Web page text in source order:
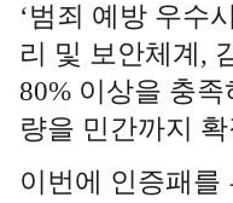
‘범죄 예방 우수
리 및 보안체계,
80% 이상을 충
량을 민간까지
이번에 인증패를